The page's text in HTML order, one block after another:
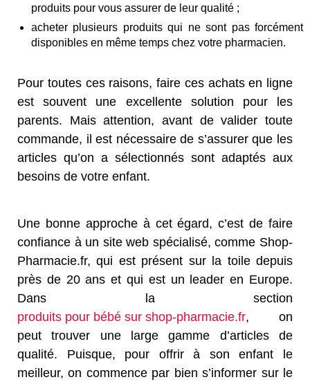
produits pour vous assurer de leur qualité ;
acheter plusieurs produits qui ne sont pas forcément
disponibles en même temps chez votre pharmacien.
Pour toutes ces raisons, faire ces achats en ligne
est souvent une excellente solution pour les
parents. Mais attention, avant de valider toute
commande, il est nécessaire de s’assurer que les
articles qu’on a sélectionnés sont adaptés aux
besoins de votre enfant.
Une bonne approche à cet égard, c’est de faire
confiance à un site web spécialisé, comme Shop-
Pharmacie.fr, qui est présent sur la toile depuis
près de 20 ans et qui est un leader en Europe.
Dans la section
produits pour bébé sur shop-pharmacie.fr, on
peut trouver une large gamme d’articles de
qualité. Puisque, pour offrir à son enfant le
meilleur, on commence par bien s’informer sur le